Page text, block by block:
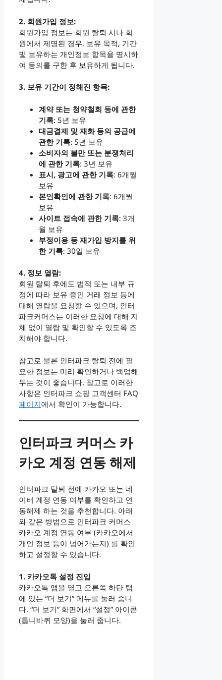
2. 회원가입 정보:
회원가입 정보는 회원 탈퇴 시나 회
원에서 제명된 경우, 보유 목적, 기간
및 보유하는 개인정보 항목을 명시하
여 동의를 구한 후 보유하게 됩니다.
3. 보유 기간이 정해진 항목:
계약 또는 청약철회 등에 관한
기록: 5년 보유
대금결제 및 재화 등의 공급에
관한 기록: 5년 보유
소비자의 불만 또는 분쟁처리
에 관한 기록: 3년 보유
표시, 광고에 관한 기록: 6개월
보유
본인확인에 관한 기록: 6개월
보유
사이트 접속에 관한 기록: 3개
월 보유
부정이용 등 재가입 방지를 위
한 기록: 30일 보유
4. 정보 열람:
회원 탈퇴 후에도 법적 또는 내부 규
정에 따라 보유 중인 거래 정보 등에
대해 열람을 요청할 수 있으며, 인터
파크커머스는 이러한 요청에 대해 지
체 없이 열람 및 확인할 수 있도록 조
치해야 합니다.
참고로 물론 인터파크 탈퇴 전에 필
요한 정보는 미리 확인하거나 백업해
두는 것이 좋습니다. 참고로 이러한
사항은 인터파크 쇼핑 고객센터 FAQ
페이지에서 확인이 가능합니다.
인터파크 커머스 카
카오 계정 연동 해제
인터파크 탈퇴 전에 카카오 또는 네
이버 계정 연동 여부를 확인하고 연
동해제 하는 것을 추천합니다. 아래
와 같은 방법으로 인터파크 커머스
카카오 계정 연동 여부 (카카오에서
개인 정보 등이 넘어가는지) 를 확인
하고 설정할 수 있습니다.
1. 카카오톡 설정 진입
카카오톡 앱을 열고 오른쪽 하단 탭
에 있는 “더 보기” 메뉴를 눌러 줍니
다. “더 보기” 화면에서 “설정” 아이콘
(톱니바퀴 모양)을 눌러 줍니다.